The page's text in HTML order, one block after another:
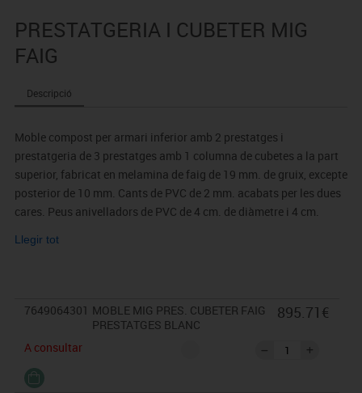
PRESTATGERIA I CUBETER MIG
FAIG
Descripció
Moble compost per armari inferior amb 2 prestatges i
prestatgeria de 3 prestatges amb 1 columna de cubetes a la part
superior, fabricat en melamina de faig de 19 mm. de gruix, excepte
posterior de 10 mm. Cants de PVC de 2 mm. acabats per les dues
cares. Peus anivelladors de PVC de 4 cm. de diàmetre i 4 cm.
Aquests peus es poden treure per poder superposar sobre
Garantit amb assajos realitzats en centre tecnològic de
certificació de mobiliari TECNALIA.
CUBETES INCLOSES.
Llegir tot
7649064301 MOBLE MIG PRES. CUBETER FAIG
PRESTATGES BLANC
A consultar
895.71€